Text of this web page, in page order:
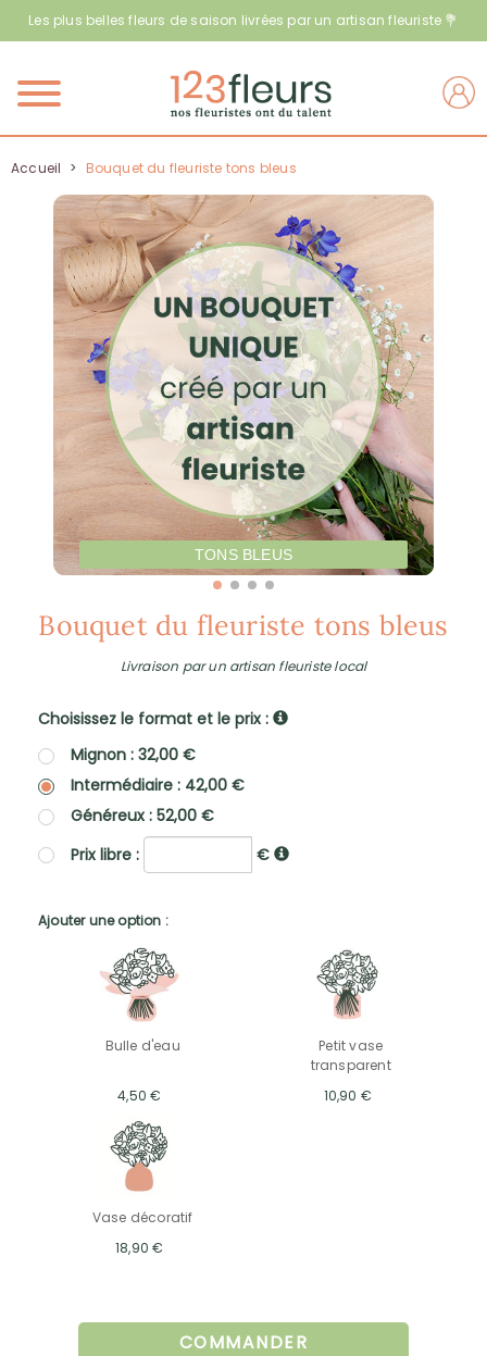
Les plus belles fleurs de saison livrées par un artisan fleuriste 💐
Menu
Accueil > Bouquet du fleuriste tons bleus
TONS BLEUS
Bouquet du fleuriste tons bleus
Livraison par un artisan fleuriste local
Choisissez le format et le prix :
Mignon : 32,00 €
Intermédiaire : 42,00 €
Généreux : 52,00 €
Prix libre :
€
Ajouter une option :
Bulle d'eau
4,50 €
Petit vase
transparent
10,90 €
Vase décoratif
18,90 €
COMMANDER